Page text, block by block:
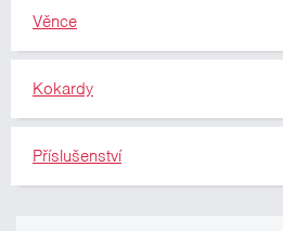
Věnce
Kokardy
Příslušenství